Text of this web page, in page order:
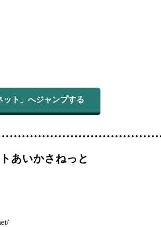
ト」へジャンプする
あいかさねっと